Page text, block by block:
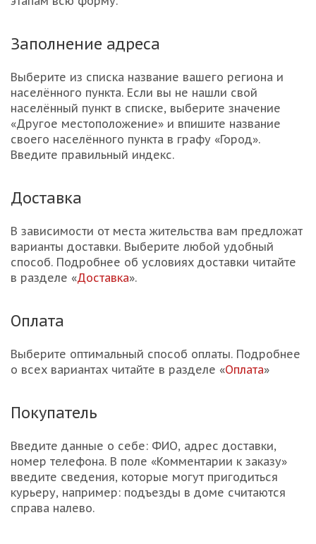
Заполнение адреса
Выберите из списка название вашего региона и
населённого пункта. Если вы не нашли свой
населённый пункт в списке, выберите значение
«Другое местоположение» и впишите название
своего населённого пункта в графу «Город».
Введите правильный индекс.
Доставка
В зависимости от места жительства вам предложат
варианты доставки. Выберите любой удобный
способ. Подробнее об условиях доставки читайте
в разделе «Доставка».
Оплата
Выберите оптимальный способ оплаты. Подробнее
о всех вариантах читайте в разделе «Оплата»
Покупатель
Введите данные о себе: ФИО, адрес доставки,
номер телефона. В поле «Комментарии к заказу»
введите сведения, которые могут пригодиться
курьеру, например: подъезды в доме считаются
справа налево.